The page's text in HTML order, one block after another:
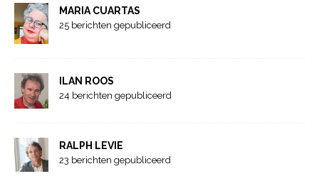
MARIA CUARTAS
25 berichten gepubliceerd
ILAN ROOS
24 berichten gepubliceerd
RALPH LEVIE
23 berichten gepubliceerd